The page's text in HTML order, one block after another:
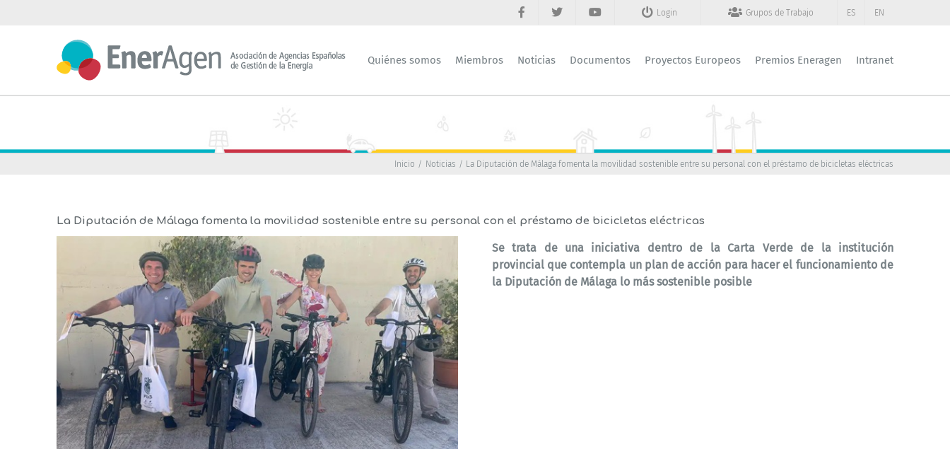
Login Grupos de Trabajo ES EN
Quiénes somos Miembros Noticias Documentos Proyectos Europeos Premios Eneragen Intranet
Inicio Noticias La Diputación de Málaga fomenta la movilidad sostenible entre su personal con el préstamo de bicicletas eléctricas
La Diputación de Málaga fomenta la movilidad sostenible entre su personal con el préstamo de bicicletas eléctricas
Se trata de una iniciativa dentro de la Carta Verde de la institución
provincial que contempla un plan de acción para hacer el funcionamiento de
la Diputación de Málaga lo más sostenible posible